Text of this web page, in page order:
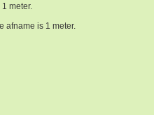
meter.
afname is 1 meter.